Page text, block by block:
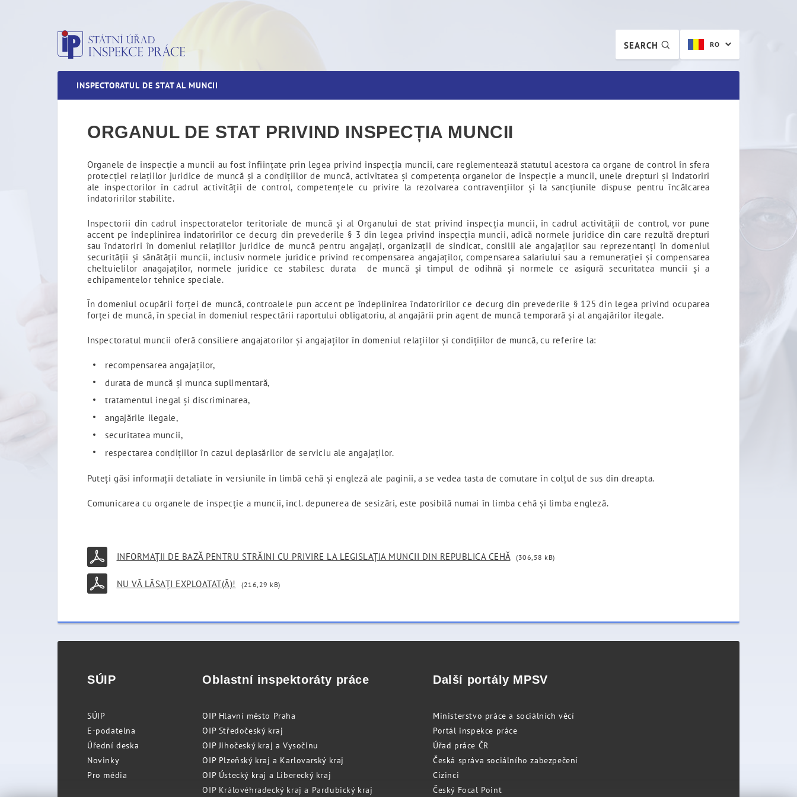
Inspectoratul de Stat al Muncii
RO
SEARCH
INSPECTORATUL DE STAT AL MUNCII
ORGANUL DE STAT PRIVIND INSPECȚIA MUNCII
Organele de inspecție a muncii au fost înființate prin legea privind inspecția muncii, care reglementează statutul acestora ca organe de control în sfera
protecției relațiilor juridice de muncă și a condițiilor de muncă, activitatea și competența organelor de inspecție a muncii, unele drepturi și îndatoriri
ale inspectorilor în cadrul activității de control, competențele cu privire la rezolvarea contravențiilor și la sancțiunile dispuse pentru încălcarea
îndatoririlor stabilite.
Inspectorii din cadrul inspectoratelor teritoriale de muncă și al Organului de stat privind inspecția muncii, în cadrul activității de control, vor pune
accent pe îndeplinirea îndatoririlor ce decurg din prevederile § 3 din legea privind inspecția muncii, adică normele juridice din care rezultă drepturi
sau îndatoriri în domeniul relațiilor juridice de muncă pentru angajați, organizații de sindicat, consilii ale angajaților sau reprezentanți în domeniul
securității și sănătății muncii, inclusiv normele juridice privind recompensarea angajaților, compensarea salariului sau a remunerației și compensarea
cheltuielilor anagajaților, normele juridice ce stabilesc durata de muncă și timpul de odihnă și normele ce asigură securitatea muncii și a
echipamentelor tehnice speciale.
În domeniul ocupării forței de muncă, controalele pun accent pe îndeplinirea îndatoririlor ce decurg din prevederile § 125 din legea privind ocuparea
forței de muncă, în special în domeniul respectării raportului obligatoriu, al angajării prin agent de muncă temporară și al angajărilor ilegale.
Inspectoratul muncii oferă consiliere angajatorilor și angajaților în domeniul relațiilor și condițiilor de muncă, cu referire la:
recompensarea angajaților,
durata de muncă și munca suplimentară,
tratamentul inegal și discriminarea,
angajările ilegale,
securitatea muncii,
respectarea condițiilor în cazul deplasărilor de serviciu ale angajaților.
Puteți găsi informații detaliate în versiunile în limbă cehă și engleză ale paginii, a se vedea tasta de comutare în colțul de sus din dreapta.
Comunicarea cu organele de inspecție a muncii, incl. depunerea de sesizări, este posibilă numai în limba cehă și limba engleză.
INFORMAŢII DE BAZĂ PENTRU STRĂINI CU PRIVIRE LA LEGISLAŢIA MUNCII DIN REPUBLICA CEHĂ (306,58 kB)
NU VĂ LĂSAȚI EXPLOATAT(Ă)! (216,29 kB)
SÚIP
SÚIP
E-podatelna
Úřední deska
Novinky
Pro média
Oblastní inspektoráty práce
OIP Hlavní město Praha
OIP Středočeský kraj
OIP Jihočeský kraj a Vysočinu
OIP Plzeňský kraj a Karlovarský kraj
OIP Ústecký kraj a Liberecký kraj
OIP Královéhradecký kraj a Pardubický kraj
Další portály MPSV
Ministerstvo práce a sociálních věcí
Portál inspekce práce
Úřad práce ČR
Česká správa sociálního zabezpečení
Cizinci
Český Focal Point